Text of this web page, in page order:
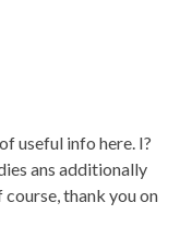
useful info here. I?
ans additionally
thank you on